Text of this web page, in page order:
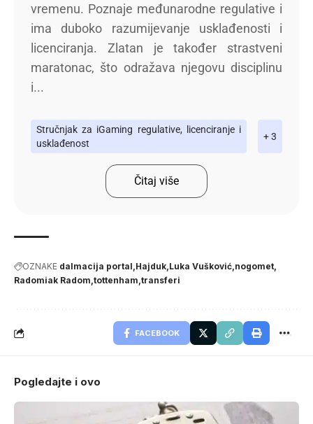
vremenu. Poznaje međunarodne regulative i
ima duboko razumijevanje usklađenosti i
licenciranja. Zlatan je također strastveni
maratonac, što odražava njegovu disciplinu
i...
Stručnjak za iGaming regulative, licenciranje i
usklađenost
+ 3
Čitaj više
OZNAKE dalmacija portal Hajduk Luka Vušković nogomet
Radomiak Radom tottenham transferi
FACEBOOK
Pogledajte i ovo